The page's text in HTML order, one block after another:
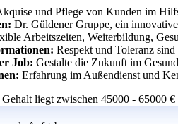
und Pflege von Kunden im
Dr. Güldener Gruppe, ein
Arbeitszeiten, Weiterbildung,
Respekt und Toleranz
Job: Gestalte die Zukunft im
Erfahrung im Außendienst und
liegt zwischen 45000 - 65000 €